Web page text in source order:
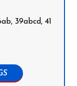
39abcd, 41